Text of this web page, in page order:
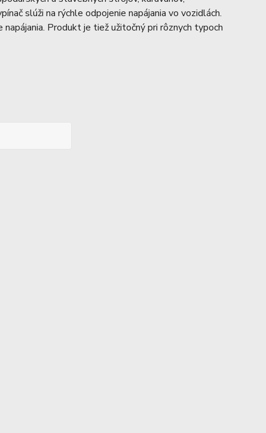
slúži na rýchle odpojenie napájania vo vozidlách.
Produkt je tiež užitočný pri rôznych typoch